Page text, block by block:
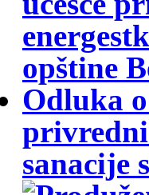
Odluka
sanacije